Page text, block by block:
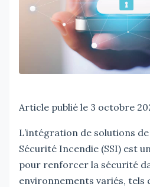
Article publié le 3 octobre
L’intégration de solutions
Sécurité Incendie (SSI) est
pour renforcer la sécurité
environnements variés, tels